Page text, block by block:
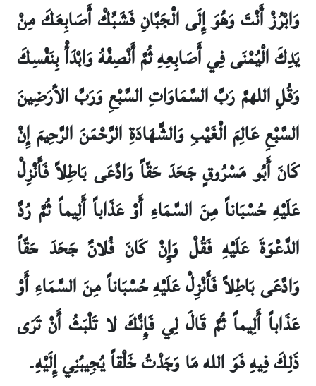
وَابْرُزْ أَنْتَ وَهُوَ إِلَى الْجَبَّانِ فَشَبِّكْ أَصَابِعَكَ مِنْ
يَدِكَ الْيُمْنَى فِي أَصَابِعِهِ ثُمَّ أَنْصِفْهُ وَابْدَأْ بِنَفْسِكَ
وَقُلِ اللهمَّ رَبَّ السَّمَاوَاتِ السَّبْعِ وَرَبَّ الأرَضِينَ
السَّبْعِ عَالِمَ الْغَيْبِ وَالشَّهَادَةِ الرَّحْمَنَ الرَّحِيمَ إِنْ
كَانَ أَبُو مَسْرُوقٍ جَحَدَ حَقّاً وَادَّعَى بَاطِلاً فَأَنْزِلْ
عَلَيْهِ حُسْبَاناً مِنَ السَّمَاءِ أَوْ عَذَاباً أَلِيماً ثُمَّ رُدَّ
الدَّعْوَةَ عَلَيْهِ فَقُلْ وَإِنْ كَانَ فُلانٌ جَحَدَ حَقّاً
وَادَّعَى بَاطِلاً فَأَنْزِلْ عَلَيْهِ حُسْبَاناً مِنَ السَّمَاءِ أَوْ
عَذَاباً أَلِيماً ثُمَّ قَالَ لِي فَإِنَّكَ لا تَلْبَثُ أَنْ تَرَى
ذَلِكَ فِيهِ فَوَ الله مَا وَجَدْتُ خَلْقاً يُجِيبُنِي إِلَيْهِ۔